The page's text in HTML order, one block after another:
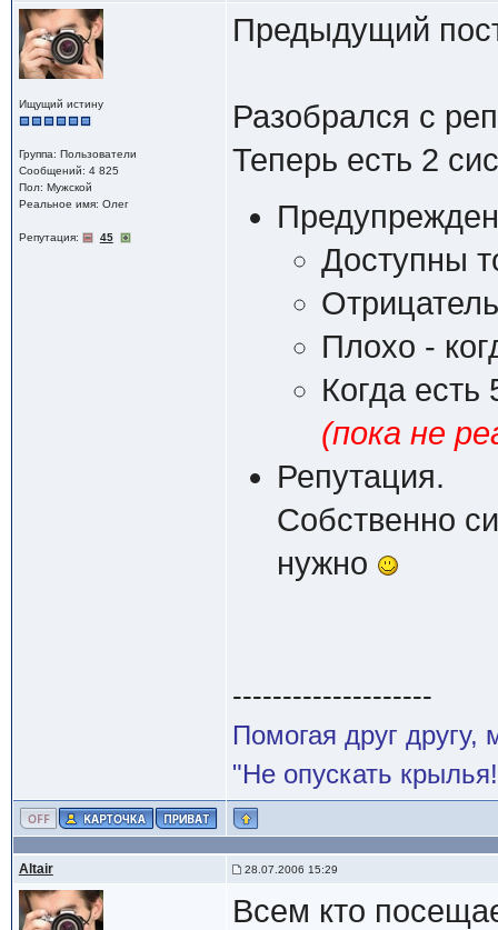
Ищущий истину
Группа: Пользователи
Сообщений: 4 825
Пол: Мужской
Реальное имя: Олег
Репутация: 45
Предыдущий
Разобрался с
Теперь есть 2
Доступны
Плохо -
Когда
(пока не
Репутация.
Собственно
нужно
--------------------
Помогая друг
"Не опускать
Altair 28.07.2006 15:29
Всем кто